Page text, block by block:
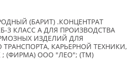
(БАРИТ) .КОНЦЕНТРАТ
3 КЛАСС А ДЛЯ ПРОИЗВОДСТВА
ИЗДЕЛИЙ ДЛЯ
КАРЬЕРНОЙ ТЕХНИКИ,
(ФИРМА) ООО "ЛЕО"; (TM)